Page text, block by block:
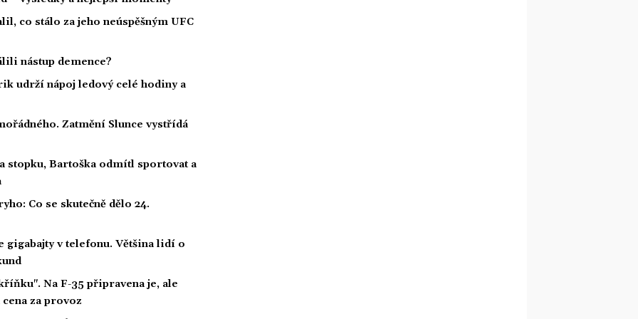
co stálo za jeho neúspěšným UFC
nástup demence?
udrží nápoj ledový celé hodiny a
Zatmění Slunce vystřídá
stopku, Bartoška odmítl sportovat a
Co se skutečně dělo 24.
gigabajty v telefonu. Většina lidí o
Na F-35 připravena je, ale
za provoz